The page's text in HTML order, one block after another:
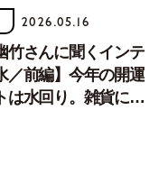
2026.05.16
竹さんに聞くインテ
／前編】今年の開運
は水回り。雑貨にも